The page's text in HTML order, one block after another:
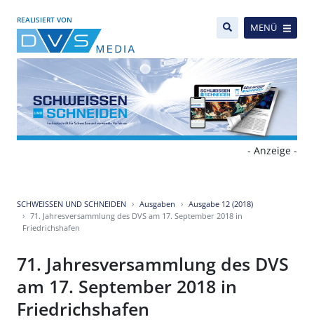
REALISIERT VON
MENÜ
- Anzeige -
SCHWEISSEN UND SCHNEIDEN Ausgaben
Ausgabe 12 (2018)
71. Jahresversammlung des DVS am 17. September 2018 in
Friedrichshafen
71. Jahresversammlung des DVS
am 17. September 2018 in
Friedrichshafen